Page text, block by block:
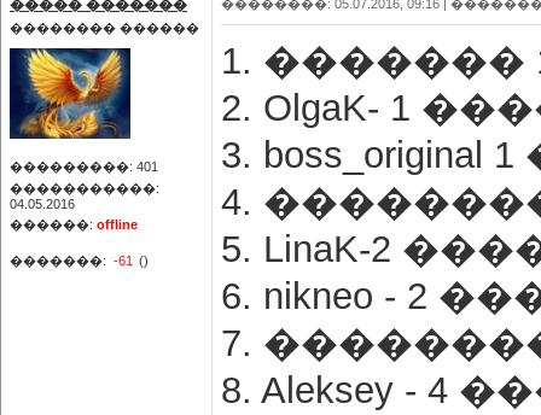
����� �������
�������� ������
���������: 401
�����������:
04.05.2016
������: offline
�������: -61 ()
��������: 05.07.2016, 09:16 |
1. �������
2. OlgaK- 1
3.
4.
5. LinaK-2
6. nikneo - 2
7.
8. Aleksey - 4